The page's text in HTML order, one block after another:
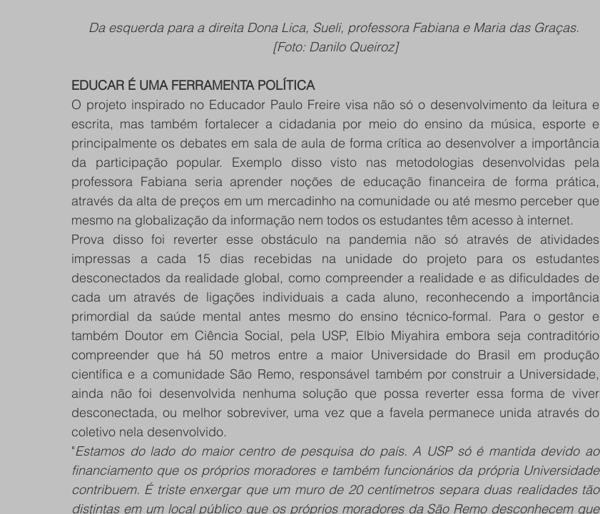
Da esquerda para a direita Dona Lica, Sueli, professora Fabiana e Maria das Graças.
[Foto: Danilo Queiroz]
EDUCAR É UMA FERRAMENTA POLÍTICA
O projeto inspirado no Educador Paulo Freire visa não só o desenvolvimento da leitura e
escrita, mas também fortalecer a cidadania por meio do ensino da música, esporte e
principalmente os debates em sala de aula de forma crítica ao desenvolver a importância
da participação popular. Exemplo disso visto nas metodologias desenvolvidas pela
professora Fabiana seria aprender noções de educação financeira de forma prática,
através da alta de preços em um mercadinho na comunidade ou até mesmo perceber que
mesmo na globalização da informação nem todos os estudantes têm acesso à internet.
Prova disso foi reverter esse obstáculo na pandemia não só através de atividades
impressas a cada 15 dias recebidas na unidade do projeto para os estudantes
desconectados da realidade global, como compreender a realidade e as dificuldades de
cada um através de ligações individuais a cada aluno, reconhecendo a importância
primordial da saúde mental antes mesmo do ensino técnico-formal. Para o gestor e
também Doutor em Ciência Social, pela USP, Elbio Miyahira embora seja contraditório
compreender que há 50 metros entre a maior Universidade do Brasil em produção
científica e a comunidade São Remo, responsável também por construir a Universidade,
ainda não foi desenvolvida nenhuma solução que possa reverter essa forma de viver
desconectada, ou melhor sobreviver, uma vez que a favela permanece unida através do
coletivo nela desenvolvido.
"Estamos do lado do maior centro de pesquisa do país. A USP só é mantida devido ao
financiamento que os próprios moradores e também funcionários da própria Universidade
contribuem. É triste enxergar que um muro de 20 centímetros separa duas realidades tão
distintas em um local público que os próprios moradores da São Remo desconhecem que